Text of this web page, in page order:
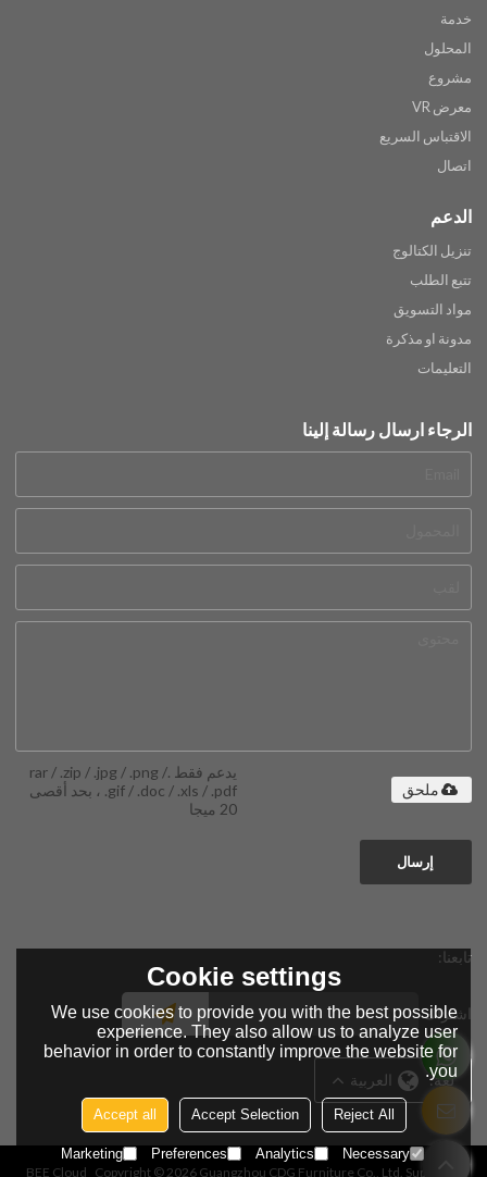
خدمة
المحلول
مشروع
معرض VR
الاقتباس السريع
اتصال
الدعم
تنزيل الكتالوج
تتبع الطلب
مواد التسويق
مدونة او مذكرة
التعليمات
الرجاء ارسال رسالة إلينا
يدعم فقط .rar / .zip / .jpg / .png /
.gif / .doc / .xls / .pdf ، بحد أقصى
20 ميجا
ملحق
إرسال
تابعنا:
اشتراك
لغة: العربية
Copyright © 2026 Guangzhou CDG Furniture Co., Ltd. Support By
BEE Cloud
Cookie settings
We use cookies to provide you with the best possible
experience. They also allow us to analyze user
behavior in order to constantly improve the website for
you.
Reject All
Accept Selection
Accept all
Necessary
Analytics
Preferences
Marketing